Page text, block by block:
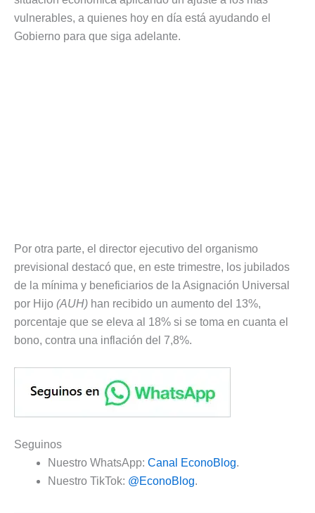
vulnerables, a quienes hoy en día está ayudando el
Gobierno para que siga adelante.
Por otra parte, el director ejecutivo del organismo
previsional destacó que, en este trimestre, los jubilados
de la mínima y beneficiarios de la Asignación Universal
por Hijo (AUH) han recibido un aumento del 13%,
porcentaje que se eleva al 18% si se toma en cuanta el
bono, contra una inflación del 7,8%.
Seguinos
Nuestro WhatsApp: Canal EconoBlog.
Nuestro TikTok: @EconoBlog.